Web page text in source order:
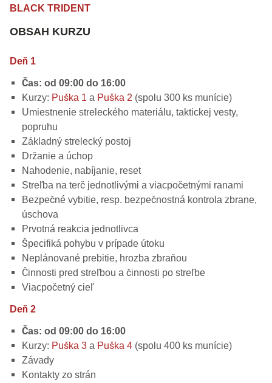
BLACK TRIDENT
OBSAH KURZU
Deň 1
Čas: od 09:00 do 16:00
Kurzy: Puška 1 a Puška 2 (spolu 300 ks munície)
Umiestnenie streleckého materiálu, taktickej vesty,
popruhu
Základný strelecký postoj
Držanie a úchop
Nahodenie, nabíjanie, reset
Streľba na terč jednotlivými a viacpočetnými ranami
Bezpečné vybitie, resp. bezpečnostná kontrola zbrane,
úschova
Prvotná reakcia jednotlivca
Špecifiká pohybu v prípade útoku
Neplánované prebitie, hrozba zbraňou
Činnosti pred streľbou a činnosti po streľbe
Viacpočetný cieľ
Deň 2
Čas: od 09:00 do 16:00
Kurzy: Puška 3 a Puška 4 (spolu 400 ks munície)
Závady
Kontakty zo strán